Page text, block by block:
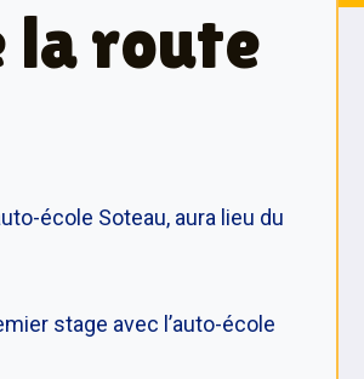
la route
école Soteau, aura lieu du
stage avec l’auto-école